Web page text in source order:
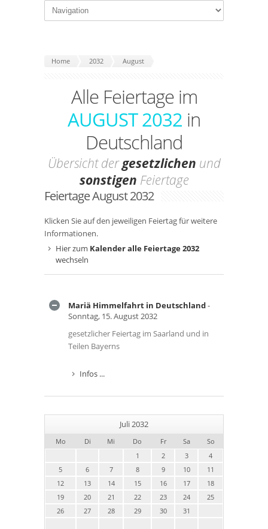
Home 2032 August
Alle Feiertage im
AUGUST 2032 in
Deutschland
Übersicht dergesetzlichen und
sonstigen Feiertage
Feiertage August 2032
Klicken Sie auf den jeweiligen Feiertag für weitere
Informationen.
Hier zum Kalender alle Feiertage 2032
wechseln
Mariä Himmelfahrt in Deutschland-
Sonntag, 15. August 2032
gesetzlicher Feiertag im Saarland und in
Teilen Bayerns
Infos ...
Juli 2032
Mo Di Mi Do Fr Sa
So
1
2 3
4
5
6 7 8 9 10
11
12
13 14 15 16 17
18
19
20 21 22 23 24
25
26
27 28 29 30 31